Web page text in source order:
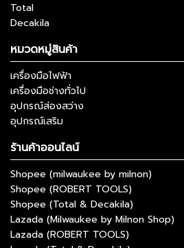
Total
Decakila
หมวดหมู่สินค้า
เครื่องมือไฟฟ้า
เครื่องมือช่างทั่วไป
อุปกรณ์ส่องสว่าง
อุปกรณ์เสริม
ร้านค้าออนไลน์
Shopee (milwaukee by milnon)
Shopee (ROBERT TOOLS)
Shopee (Total & Decakila)
Lazada (Milwaukee by Milnon Shop)
Lazada (ROBERT TOOLS)